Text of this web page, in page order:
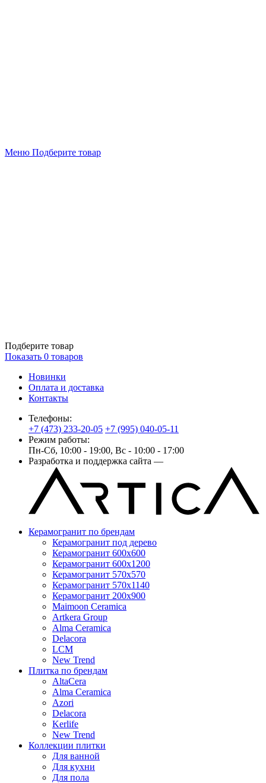
Меню Подберите товар
Подберите товар
Показать 0 товаров
Новинки
Оплата и доставка
Контакты
Телефоны:
+7 (473) 233-20-05 +7 (995) 040-05-11
Режим работы:
Пн-Сб, 10:00 - 19:00, Вс - 10:00 - 17:00
Разработка и поддержка сайта —
Керамогранит по брендам
Керамогранит под дерево
Керамогранит 600x600
Керамогранит 600x1200
Керамогранит 570x570
Керамогранит 570x1140
Керамогранит 200x900
Maimoon Ceramica
Artkera Group
Alma Ceramica
Delacora
LCM
New Trend
Плитка по брендам
AltaCera
Аlma Ceramica
Azori
Delacora
Kerlife
New Trend
Коллекции плитки
Для ванной
Для кухни
Для пола